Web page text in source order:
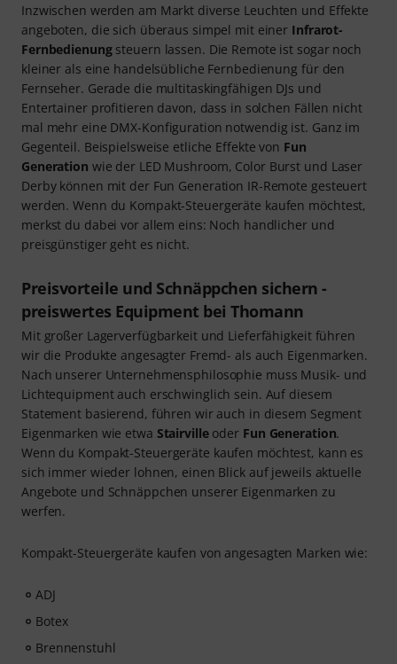
Inzwischen werden am Markt diverse Leuchten und Effekte
angeboten, die sich überaus simpel mit einer Infrarot-
Fernbedienungsteuern lassen. Die Remote ist sogar noch
kleiner als eine handelsübliche Fernbedienung für den
Fernseher. Gerade die multitaskingfähigen DJs und
Entertainer profitieren davon, dass in solchen Fällen nicht
mal mehr eine DMX-Konfiguration notwendig ist. Ganz im
Gegenteil. Beispielsweise etliche Effekte von Fun
Generation wie der LED Mushroom, Color Burst und Laser
Derby können mit der Fun Generation IR-Remote gesteuert
werden. Wenn du Kompakt-Steuergeräte kaufen möchtest,
merkst du dabei vor allem eins: Noch handlicher und
preisgünstiger geht es nicht.
Preisvorteile und Schnäppchen sichern -
preiswertes Equipment bei Thomann
Mit großer Lagerverfügbarkeit und Lieferfähigkeit führen
wir die Produkte angesagter Fremd- als auch Eigenmarken.
Nach unserer Unternehmensphilosophie muss Musik- und
Lichtequipment auch erschwinglich sein. Auf diesem
Statement basierend, führen wir auch in diesem Segment
Eigenmarken wie etwa Stairvilleoder Fun Generation.
Wenn du Kompakt-Steuergeräte kaufen möchtest, kann es
sich immer wieder lohnen, einen Blick auf jeweils aktuelle
Angebote und Schnäppchen unserer Eigenmarken zu
werfen.
Kompakt-Steuergeräte kaufen von angesagten Marken wie:
ADJ
Botex
Brennenstuhl